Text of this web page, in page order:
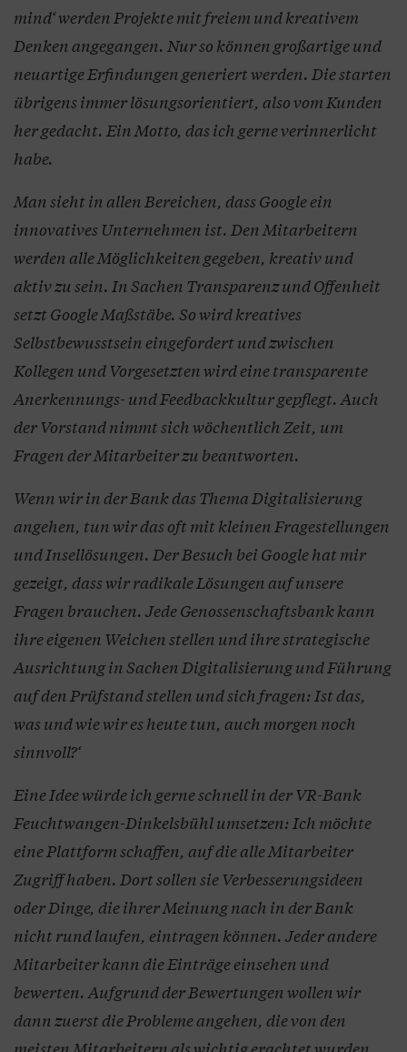
mind‘ werden Projekte mit freiem und kreativem
Denken angegangen. Nur so können großartige und
neuartige Erfindungen generiert werden. Die starten
übrigens immer lösungsorientiert, also vom Kunden
her gedacht. Ein Motto, das ich gerne verinnerlicht
habe.
Man sieht in allen Bereichen, dass Google ein
innovatives Unternehmen ist. Den Mitarbeitern
werden alle Möglichkeiten gegeben, kreativ und
aktiv zu sein. In Sachen Transparenz und Offenheit
setzt Google Maßstäbe. So wird kreatives
Selbstbewusstsein eingefordert und zwischen
Kollegen und Vorgesetzten wird eine transparente
Anerkennungs- und Feedbackkultur gepflegt. Auch
der Vorstand nimmt sich wöchentlich Zeit, um
Fragen der Mitarbeiter zu beantworten.
Wenn wir in der Bank das Thema Digitalisierung
angehen, tun wir das oft mit kleinen Fragestellungen
und Insellösungen. Der Besuch bei Google hat mir
gezeigt, dass wir radikale Lösungen auf unsere
Fragen brauchen. Jede Genossenschaftsbank kann
ihre eigenen Weichen stellen und ihre strategische
Ausrichtung in Sachen Digitalisierung und Führung
auf den Prüfstand stellen und sich fragen: Ist das,
was und wie wir es heute tun, auch morgen noch
sinnvoll?‘
Eine Idee würde ich gerne schnell in der VR-Bank
Feuchtwangen-Dinkelsbühl umsetzen: Ich möchte
eine Plattform schaffen, auf die alle Mitarbeiter
Zugriff haben. Dort sollen sie Verbesserungsideen
oder Dinge, die ihrer Meinung nach in der Bank
nicht rund laufen, eintragen können. Jeder andere
Mitarbeiter kann die Einträge einsehen und
bewerten. Aufgrund der Bewertungen wollen wir
dann zuerst die Probleme angehen, die von den